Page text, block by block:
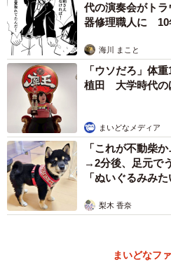
代の演奏会がト
器修理職人に 10
海川 まこと
「ウソだろ」体
植田 大学時代の
まいどなメディア
「これが不動柴
→2分後、足元で
「ぬいぐるみみた
梨木 香奈
まいどなフ